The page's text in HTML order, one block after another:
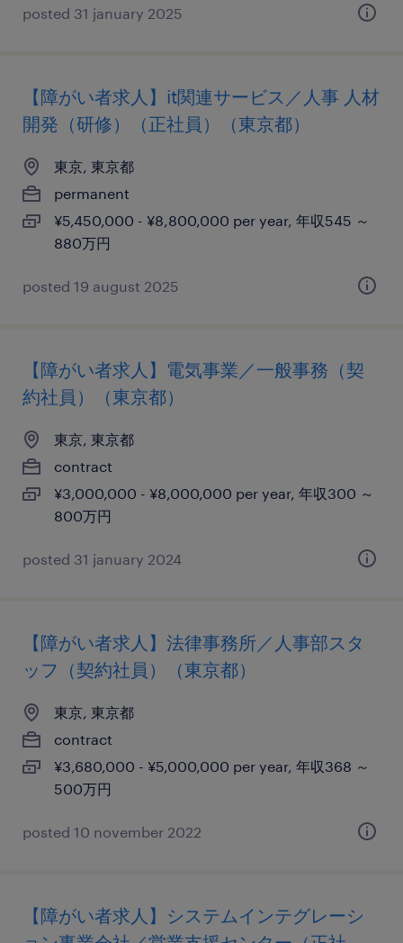
posted 31 january 2025
【障がい者求人】it関連サービス／人事 人材
開発（研修）（正社員）（東京都）
東京, 東京都
permanent
¥5,450,000 - ¥8,800,000 per year, 年収545 ～
880万円
posted 19 august 2025
【障がい者求人】電気事業／一般事務（契
約社員）（東京都）
東京, 東京都
contract
¥3,000,000 - ¥8,000,000 per year, 年収300 ～
800万円
posted 31 january 2024
【障がい者求人】法律事務所／人事部スタ
ッフ（契約社員）（東京都）
東京, 東京都
contract
¥3,680,000 - ¥5,000,000 per year, 年収368 ～
500万円
posted 10 november 2022
【障がい者求人】システムインテグレーシ